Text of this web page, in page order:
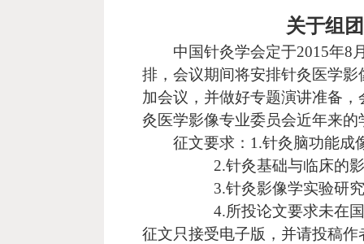
关于组
中国针灸学会定于2015年8
排，会议期间将安排针灸医学
加会议，并做好专题演讲准备
灸医学影像专业委员会近年来
征文要求： 1.针灸脑功能成
2.针灸基础与临床的
3.针灸影像学实验研究
4.所投论文要求未在
征文只接受电子版，并请投稿